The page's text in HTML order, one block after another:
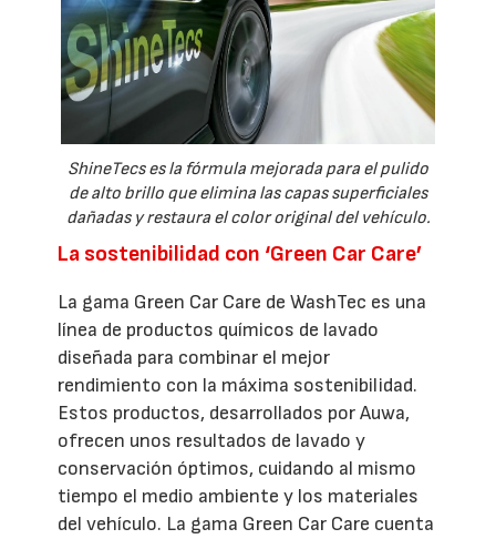
ShineTecs es la fórmula mejorada para el pulido
de alto brillo que elimina las capas superficiales
dañadas y restaura el color original del vehículo.
La sostenibilidad con ‘Green Car Care’
La gama Green Car Care de WashTec es una
línea de productos químicos de lavado
diseñada para combinar el mejor
rendimiento con la máxima sostenibilidad.
Estos productos, desarrollados por Auwa,
ofrecen unos resultados de lavado y
conservación óptimos, cuidando al mismo
tiempo el medio ambiente y los materiales
del vehículo. La gama Green Car Care cuenta